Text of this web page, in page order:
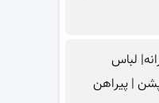
لباس
| پیراهن